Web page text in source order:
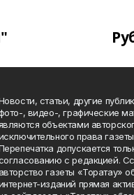
статьи, другие
, видео-, графические
являются объектами
права
допускается
с редакцией.
авторство газеты «Торатау»
изданий прямая